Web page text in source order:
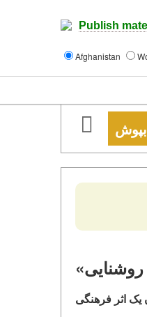
Publish
Afghanistan
یک اثر فرهنگی